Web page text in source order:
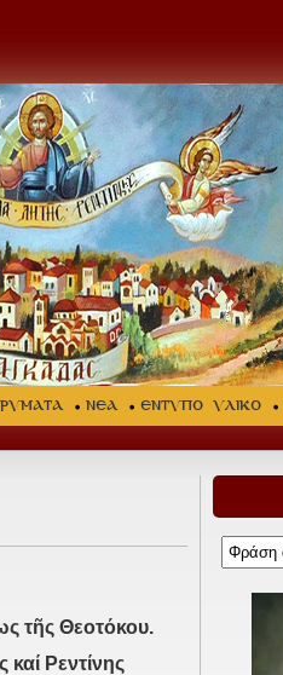
ΝΕΑ ΕΝΤΥΠΟ ΥΛΙΚΟ
τῆς Θεοτόκου.
Ρεντίνης